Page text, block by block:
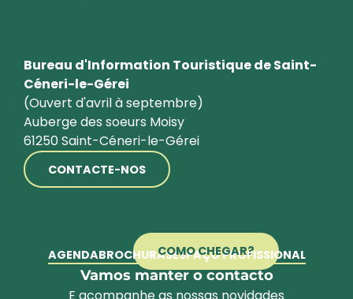
Bureau d'Information Touristique de Saint-
Céneri-le-Gérei
(Ouvert d'avril à septembre)
Auberge des soeurs Moisy
61250 Saint-Céneri-le-Gérei
CONTACTE-NOS
COMO CHEGAR?
AGENDABROCHURASESPAÇO PROFISSIONAL
Vamos manter o contacto